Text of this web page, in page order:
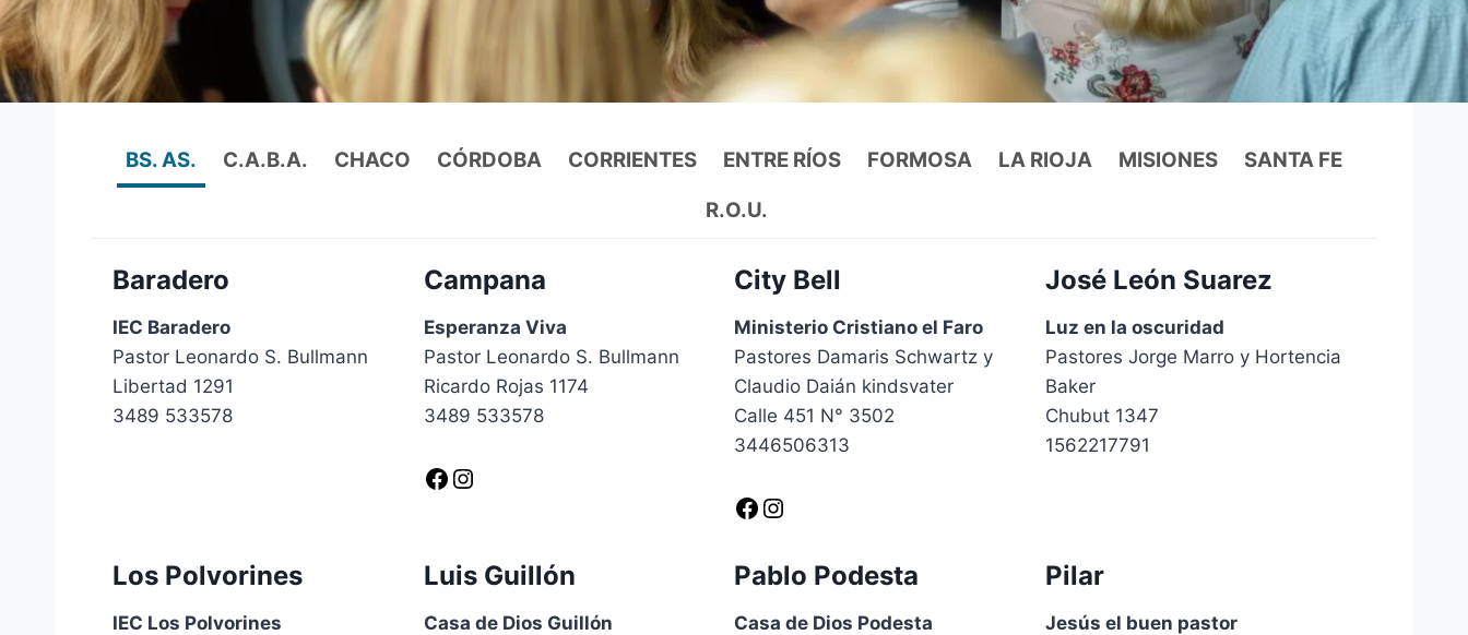
BS. AS. C.A.B.A. CHACO CÓRDOBA CORRIENTES ENTRE RÍOS FORMOSA LA RIOJA MISIONES
SANTA FE
R.O.U.
Baradero
IEC Baradero
Pastor Leonardo S. Bullmann
Libertad 1291
3489 533578
Campana
Esperanza Viva
Pastor Leonardo S. Bullmann
Ricardo Rojas 1174
3489 533578
Facebook Instagram
City Bell
Ministerio Cristiano el Faro
Pastores Damaris Schwartz y
Claudio Daián kindsvater
Calle 451 N° 3502
3446506313
Facebook Instagram
José León Suarez
Luz en la oscuridad
Pastores Jorge Marro y Hortencia
Baker
Chubut 1347
1562217791
Los Polvorines
IEC Los Polvorines
Luis Guillón
Casa de Dios Guillón
Pablo Podesta
Casa de Dios Podesta
Pilar
Jesús el buen pastor